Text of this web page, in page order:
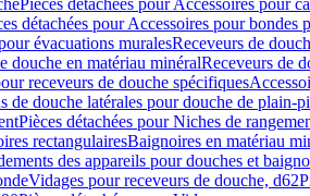
Pièces détachées pour Accessoires pour
détachées pour Accessoires pour bondes
évacuations muralesReceveurs de
douche en matériau minéralReceveurs de
receveurs de douche spécifiques
de douche latérales pour douche de plain-
Pièces détachées pour Niches de
rectangulairesBaignoires en matériau
des appareils pour douches et
Vidages pour receveurs de douche, d62